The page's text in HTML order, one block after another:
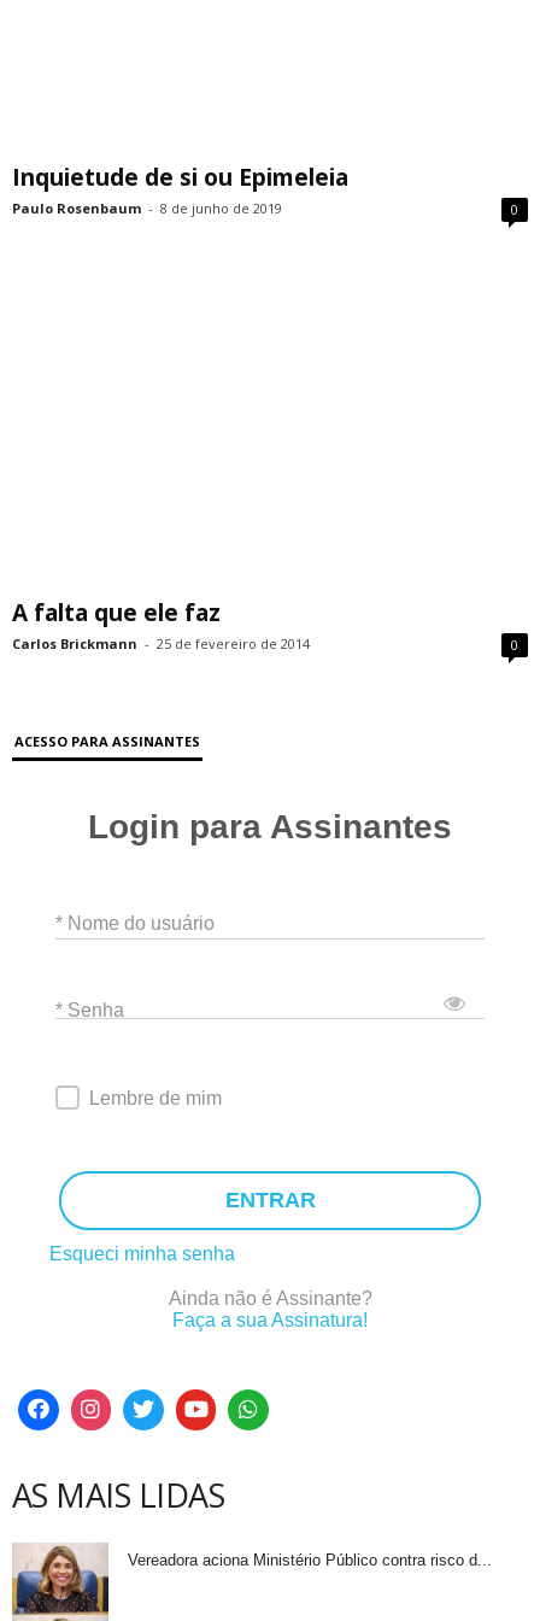
Inquietude de si ou Epimeleia
Paulo Rosenbaum - 8 de junho de 2019 0
A falta que ele faz
Carlos Brickmann - 25 de fevereiro de 2014 0
ACESSO PARA ASSINANTES
Login para Assinantes
* Nome do usuário
* Senha
Lembre de mim
ENTRAR
Esqueci minha senha
Ainda não é Assinante?
Faça a sua Assinatura!
AS MAIS LIDAS
Vereadora aciona Ministério Público contra risco d...